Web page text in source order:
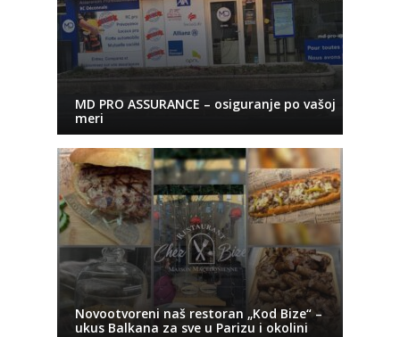
MD PRO ASSURANCE – osiguranje po vašoj
meri
Novootvoreni naš restoran „Kod Bize“ –
ukus Balkana za sve u Parizu i okolini